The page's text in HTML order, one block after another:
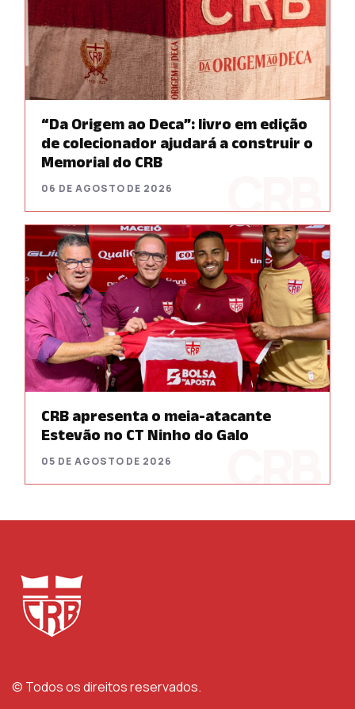
“Da Origem ao Deca”: livro em edição
de colecionador ajudará a construir o
Memorial do CRB
06 DE AGOSTO DE 2026
CRB apresenta o meia-atacante
Estevão no CT Ninho do Galo
05 DE AGOSTO DE 2026
© Todos os direitos reservados.